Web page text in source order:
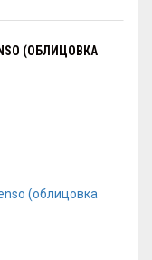
(ОБЛИЦОВКА